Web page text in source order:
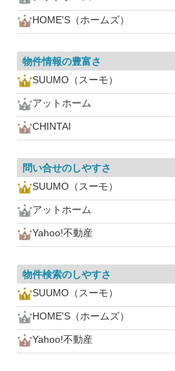
HOME'S（ホームズ）
物件情報の豊富さ
SUUMO（スーモ）
アットホーム
CHINTAI
問い合せのしやすさ
SUUMO（スーモ）
アットホーム
Yahoo!不動産
物件検索のしやすさ
SUUMO（スーモ）
HOME'S（ホームズ）
Yahoo!不動産